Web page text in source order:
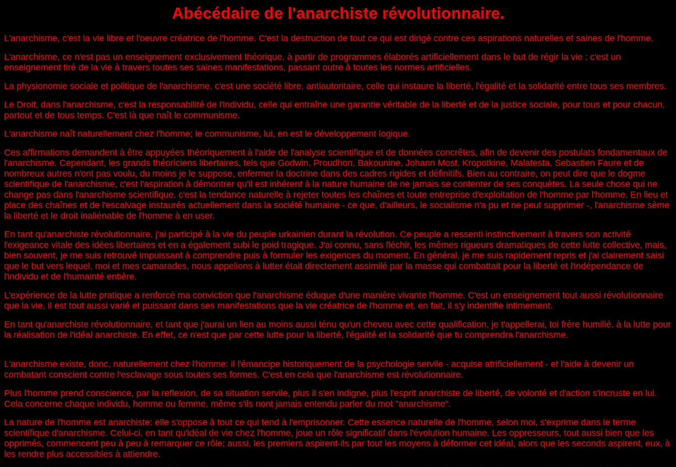
Abécédaire de l'anarchiste révolutionnaire.
L'anarchisme, c'est la vie libre et l'oeuvre créatrice de l'homme. C'est la destruction de tout ce qui est dirigé contre ces aspirations naturelles et saines de l'homme.
L'anarchisme, ce n'est pas un enseignement exclusivement théorique, à partir de programmes élaborés artificiellement dans le but de régir la vie ; c'est un
enseignement tiré de la vie à travers toutes ses saines manifestations, passant outre à toutes les normes artificielles.
La physionomie sociale et politique de l'anarchisme, c'est une société libre, antiautoritaire, celle qui instaure la liberté, l'égalité et la solidarité entre tous ses membres.
Le Droit, dans l'anarchisme, c'est la responsabilité de l'individu, celle qui entraîne une garantie véritable de la liberté et de la justice sociale, pour tous et pour chacun,
partout et de tous temps. C'est là que naît le communisme.
L'anarchisme naît naturellement chez l'homme; le communisme, lui, en est le développement logique.
Ces affirmations demandent à être appuyées théoriquement à l'aide de l'analyse scientifique et de données concrêtes, afin de devenir des postulats fondamentaux de
l'anarchisme. Cependant, les grands théoriciens libertaires, tels que Godwin, Proudhon, Bakounine, Johann Most, Kropotkine, Malatesta, Sebastien Faure et de
nombreux autres n'ont pas voulu, du moins je le suppose, enfermer la doctrine dans des cadres rigides et définitifs. Bien au contraire, on peut dire que le dogme
scientifique de l'anarchisme, c'est l'aspiration à démontrer qu'il est inhérent à la nature humaine de ne jamais se contenter de ses conquètes. La seule chose qui ne
change pas dans l'anarchisme scientifique, c'est la tendance naturelle à rejeter toutes les chaînes et toute entreprise d'exploitation de l'homme par l'homme. En lieu et
place des chaînes et de l'escalvage instaurés actuellement dans la société humaine - ce que, d'ailleurs, le socialisme n'a pu et ne peut supprimer -, l'anarchisme sème
la liberté et le droit inaliénable de l'homme à en user.
En tant qu'anarchiste révolutionnaire, j'ai participé à la vie du peuple urkainien durant la révolution. Ce peuple a ressenti instinctivement à travers son activité
l'exigeance vitale des idées libertaires et en a également subi le poid tragique. J'ai connu, sans fléchir, les mêmes rigueurs dramatiques de cette lutte collective, mais,
bien souvent, je me suis retrouvé impuissant à comprendre puis à formuler les exigences du moment. En général, je me suis rapidement repris et j'ai clairement saisi
que le but vers lequel, moi et mes camarades, nous appelions à lutter était directement assimilé par la masse qui combattait pour la liberté et l'indépendance de
l'individu et de l'humainté entière.
L'expérience de la lutte pratique a renforcé ma conviction que l'anarchisme éduque d'une manière vivante l'homme. C'est un enseignement tout aussi révolutionnaire
que la vie, il est tout aussi varié et puissant dans ses manifestations que la vie créatrice de l'homme et, en fait, il s'y indentifie intimement.
En tant qu'anarchiste révolutionnaire, et tant que j'aurai un lien au moins aussi ténu qu'un cheveu avec cette qualification, je t'appellerai, toi frère humilié, à la lutte pour
la réalisation de l'idéal anarchiste. En effet, ce n'est que par cette lutte pour la liberté, l'égalité et la solidarité que tu comprendra l'anarchisme.
L'anarchisme existe, donc, naturellement chez l'homme: il l'émancipe historiquement de la psychologie servile - acquise atrificiellement - et l'aide à devenir un
combatant conscient contre l'esclavage sous toutes ses formes. C'est en cela que l'anarchisme est révolutionnaire.
Plus l'homme prend conscience, par la reflexion, de sa situation servile, plus il s'en indigne, plus l'esprit anarchiste de liberté, de volonté et d'action s'incruste en lui.
Cela concerne chaque individu, homme ou femme, même s'ils nont jamais entendu parler du mot "anarchisme".
La nature de l'homme est anarchiste: elle s'oppose à tout ce qui tend à l'emprisonner. Cette essence naturelle de l'homme, selon moi, s'exprime dans le terme
scientifique d'anarchisme. Celui-ci, en tant qu'idéal de vie chez l'homme, joue un rôle significatif dans l'évolution humaine. Les oppresseurs, tout aussi bien que les
opprimés, commencent peu à peu à remarquer ce rôle; aussi, les premiers aspirent-ils par tout les moyens à déformer cet idéal, alors que les seconds aspirent, eux, à
les rendre plus accessibles à attiendre.